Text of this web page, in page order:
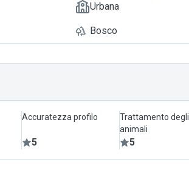
Urbana
Bosco
Accuratezza profilo
5
Trattamento degli
animali
5